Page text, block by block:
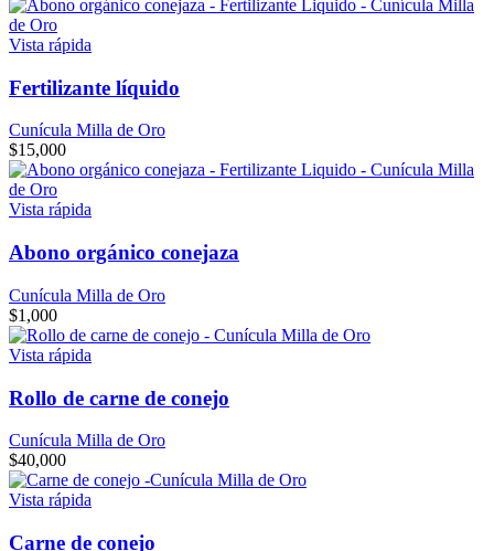
Vista rápida
Fertilizante líquido
Cunícula Milla de Oro
$15,000
Vista rápida
Abono orgánico conejaza
Cunícula Milla de Oro
$1,000
Vista rápida
Rollo de carne de conejo
Cunícula Milla de Oro
$40,000
Vista rápida
Carne de conejo